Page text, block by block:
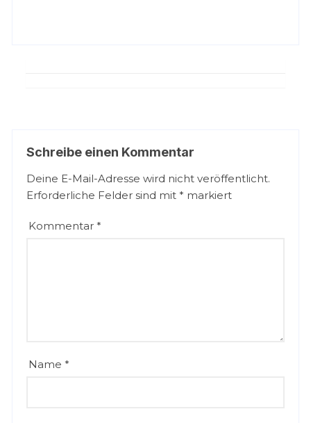
Schreibe einen Kommentar
Deine E-Mail-Adresse wird nicht veröffentlicht.
Erforderliche Felder sind mit* markiert
Kommentar*
Name*